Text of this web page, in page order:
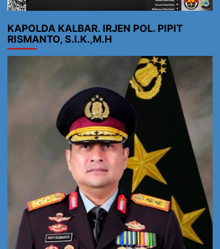
KAPOLDA KALBAR. IRJEN POL. PIPIT
RISMANTO, S.I.K.,M.H